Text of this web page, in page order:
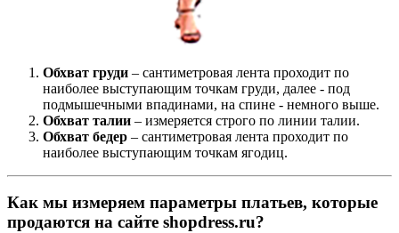
Обхват груди – сантиметровая лента проходит по
наиболее выступающим точкам груди, далее - под
подмышечными впадинами, на спине - немного выше.
Обхват талии – измеряется строго по линии талии.
Обхват бедер – сантиметровая лента проходит по
наиболее выступающим точкам ягодиц.
Как мы измеряем параметры платьев, которые
продаются на сайте shopdress.ru?